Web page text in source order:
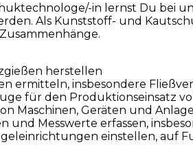
in lernst Du bei
Als Kunststoff- und
herstellen
ermitteln, insbesondere
für den Produktionseinsatz
Maschinen, Geräten und
und Messwerte erfassen,
einstellen, auf